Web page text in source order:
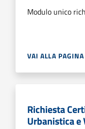
Modulo unico
VAI ALLA PAGINA
Richiesta
Urbanistica e